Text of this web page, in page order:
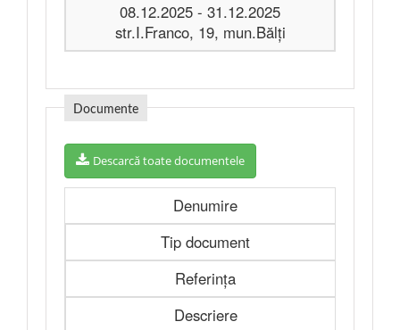
08.12.2025 - 31.12.2025
str.I.Franco, 19, mun.Bălți
Documente
Descarcă toate documentele
Denumire
Tip document
Referința
Descriere